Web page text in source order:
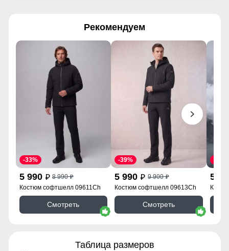
Рекомендуем
5 990 p 8 990p
-33%
Костюм софтшелл 09611Ch
Смотреть
5 990 p 9 900p
-39%
Костюм софтшелл 09613Ch
Смотреть
5
Таблица размеров